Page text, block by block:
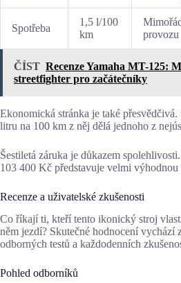
Spotřeba
1,5 l/100
km
provozu
ČÍST Recenze Yamaha MT-125:
streetfighter pro začátečníky
Ekonomická stránka je také
litru na 100 km z něj dělá jednoho z
Šestiletá záruka je důkazem
103 400 Kč představuje velmi výhodnou
Recenze a uživatelské zkušenosti
Co říkají ti, kteří tento ikonický stroj
něm jezdí? Skutečné hodnocení vychází
odborných testů a každodenních
Pohled odborníků